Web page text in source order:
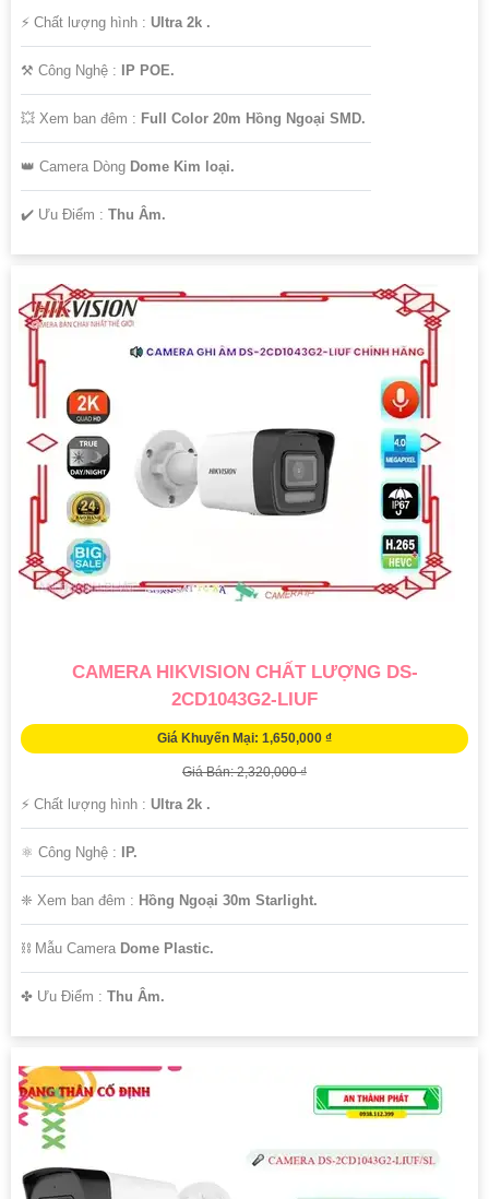
️⚡ Chất lượng hình : Ultra 2k .
⚒ Công Nghệ : IP POE.
💥 Xem ban đêm : Full Color 20m Hồng Ngoại SMD.
👑 Camera Dòng Dome Kim loại.
️✔️ Ưu Điểm : Thu Âm.
CAMERA HIKVISION CHẤT LƯỢNG DS-
2CD1043G2-LIUF
Giá Khuyến Mại: 1,650,000 ₫
Giá Bán: 2,320,000 ₫
️⚡ Chất lượng hình : Ultra 2k .
⚛️ Công Nghệ : IP.
❈ Xem ban đêm : Hồng Ngoại 30m Starlight.
⛓ Mẫu Camera Dome Plastic.
️✤ Ưu Điểm : Thu Âm.